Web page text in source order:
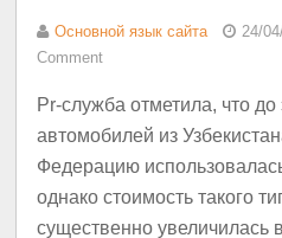
Основной язык сайта 24/
Comment
Pr-служба отметила, что до
автомобилей из
Федерацию
однако стоимость такого
существенно увеличилась